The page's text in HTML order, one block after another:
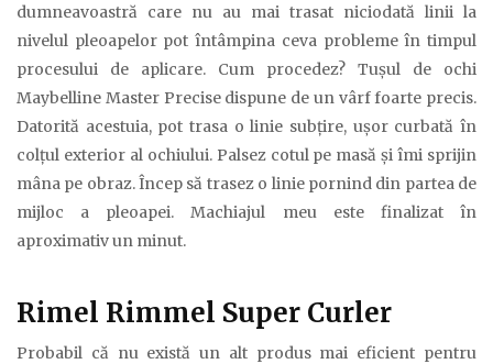
dumneavoastră care nu au mai trasat niciodată linii la
nivelul pleoapelor pot întâmpina ceva probleme în timpul
procesului de aplicare. Cum procedez? Tuşul de ochi
Maybelline Master Precise dispune de un vârf foarte precis.
Datorită acestuia, pot trasa o linie subţire, uşor curbată în
colţul exterior al ochiului. Palsez cotul pe masă şi îmi sprijin
mâna pe obraz. Încep să trasez o linie pornind din partea de
mijloc a pleoapei. Machiajul meu este finalizat în
aproximativ un minut.
Rimel Rimmel Super Curler
Probabil că nu există un alt produs mai eficient pentru